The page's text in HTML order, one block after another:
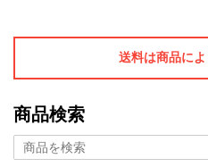
送料は商品に
商品検索